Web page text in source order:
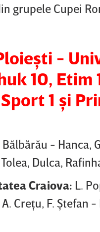
grupele Cupei
-
10, Etim
1 şi
Bălbărău - Hanca,
Dulca,
Craiova: L.
Creţu, F. Ştefan